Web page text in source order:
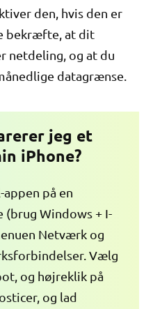
den, hvis den er
bekræfte, at dit
netdeling, og at du
datagrænse.
jeg et
iPhone?
på en
(brug Windows + I-
Netværk og
Vælg
og højreklik på
og lad